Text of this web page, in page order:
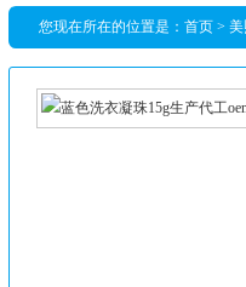
您现在所在的位置是： 首页 >